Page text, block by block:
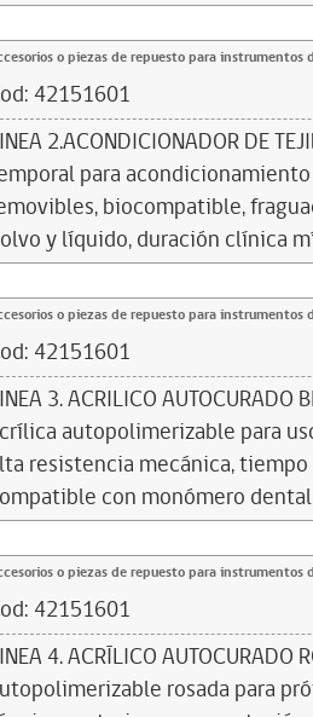
o piezas de repuesto para instrumentos
42151601
2.ACONDICIONADOR DE
para
biocompatible,
y líquido, duración clínica
o piezas de repuesto para instrumentos
42151601
3. ACRILICO AUTOCURADO
autopolimerizable para
resistencia mecánica,
con monómero
o piezas de repuesto para instrumentos
42151601
4. ACRÍLICO AUTOCURADO
rosada para